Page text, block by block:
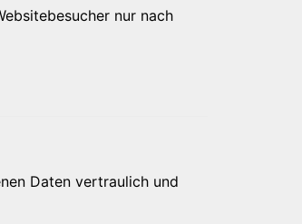
nur nach
Daten vertraulich und